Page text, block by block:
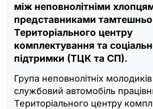
між неповнолітніми
представниками
Територіального центру
комплектування та
підтримки (ТЦК та СП).
Група неповнолітніх
службовий автомобіль
Територіального центру